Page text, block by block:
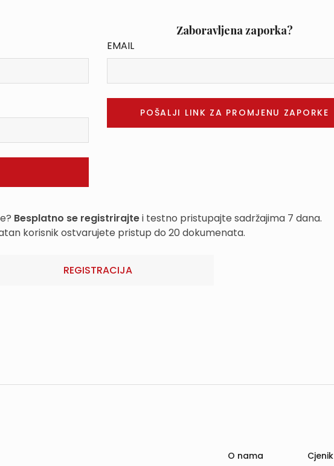
Zaboravljena zaporka?
EMAIL
Besplatno se registrirajtei testno pristupajte sadržajima 7 dana.
korisnik ostvarujete pristup do 20 dokumenata.
REGISTRACIJA
O nama Cjenik